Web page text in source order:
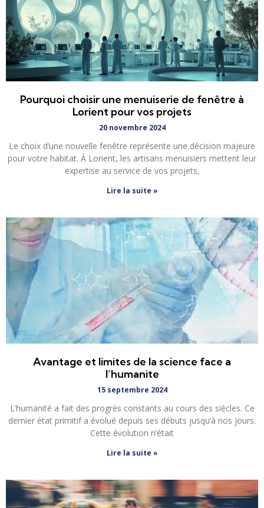
Pourquoi choisir une menuiserie de fenêtre à
Lorient pour vos projets
20 novembre 2024
Le choix d’une nouvelle fenêtre représente une décision majeure
pour votre habitat. À Lorient, les artisans menuisiers mettent leur
expertise au service de vos projets,
Lire la suite »
Avantage et limites de la science face a
l’humanite
15 septembre 2024
L’humanité a fait des progrès constants au cours des siècles. Ce
dernier état primitif a évolué depuis ses débuts jusqu’à nos jours.
Cette évolution n’était
Lire la suite »